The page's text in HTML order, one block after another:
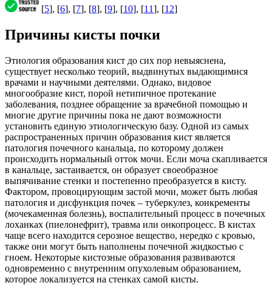
[5], [6], [7], [8], [9], [10], [11], [12]
Причины кисты почки
Этиология образования кист до сих пор невыяснена,
существует несколько теорий, выдвинутых выдающимися
врачами и научными деятелями. Однако, видовое
многообразие кист, порой нетипичное протекание
заболевания, позднее обращение за врачебной помощью и
многие другие причины пока не дают возможности
установить единую этиологическую базу. Одной из самых
распространенных причин образования кист является
патология почечного канальца, по которому должен
происходить нормальный отток мочи. Если моча скапливается
в канальце, застаивается, он образует своеобразное
выпячивание стенки и постепенно преобразуется в кисту.
Фактором, провоцирующим застой мочи, может быть любая
патология и дисфункция почек – туберкулез, конкременты
(мочекаменная болезнь), воспалительный процесс в почечных
лоханках (пиелонефрит), травма или онкопроцесс. В кистах
чаще всего находится серозное вещество, нередко с кровью,
также они могут быть наполнены почечной жидкостью с
гноем. Некоторые кистозные образования развиваются
одновременно с внутренним опухолевым образованием,
которое локализуется на стенках самой кисты.